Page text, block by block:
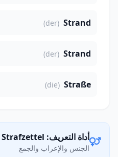
Strand
(der)
Strand
(der)
Straße
(die)
أداة التعريف: der Strafzettel
الجنس والإعراب والجمع